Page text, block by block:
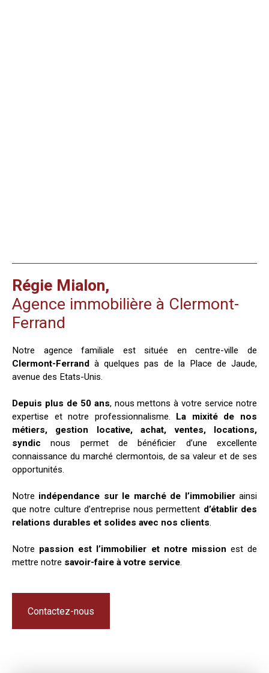
Régie Mialon,
Agence immobilière à Clermont-
Ferrand
Notre agence familiale est située en centre-ville de
Clermont-Ferrand à quelques pas de la Place de Jaude,
avenue des Etats-Unis.
Depuis plus de 50 ans, nous mettons à votre service notre
expertise et notre professionnalisme. La mixité de nos
métiers, gestion locative, achat, ventes, locations,
syndic nous permet de bénéficier d’une excellente
connaissance du marché clermontois, de sa valeur et de ses
opportunités.
Notre indépendance sur le marché de l’immobilierainsi
que notre culture d’entreprise nous permettent d’établir des
relations durables et solides avec nos clients.
Notre passion est l’immobilier et notre mission est de
mettre notre savoir-faire à votre service.
Contactez-nous